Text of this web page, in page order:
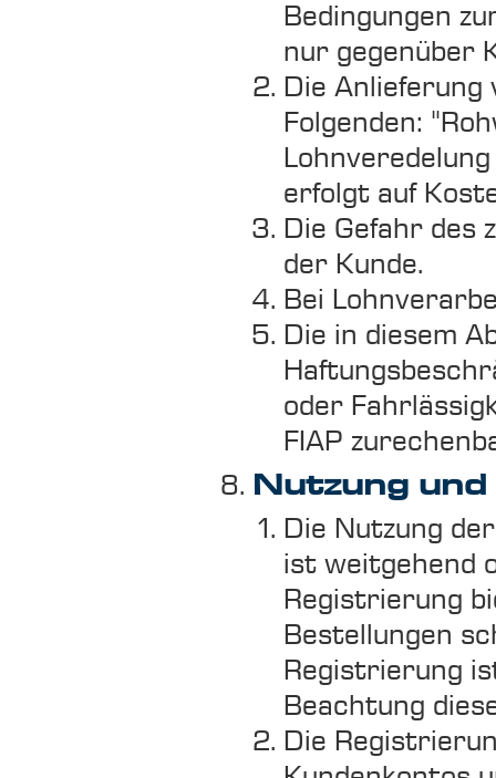
Bedingungen
nur gegenüber
Die Anlieferung
Folgenden:
erfolgt auf
Die Gefahr des
der Kunde.
Bei
Die in diesem
oder
FIAP
Nutzung
Die Nutzung
ist weitgehend
Registrierung
Bestellungen
Registrierung
Beachtung
Die